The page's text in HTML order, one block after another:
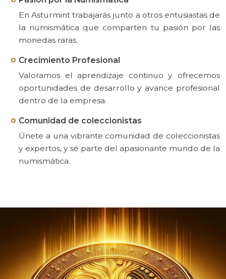
En Asturmint trabajarás junto a otros entusiastas de
la numismática que comparten tu pasión por las
monedas raras.
Crecimiento Profesional
Valoramos el aprendizaje continuo y ofrecemos
oportunidades de desarrollo y avance profesional
dentro de la empresa.
Comunidad de coleccionistas
Únete a una vibrante comunidad de coleccionistas
y expertos, y sé parte del apasionante mundo de la
numismática.